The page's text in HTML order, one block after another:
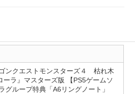
ンクエストモンスターズ４ 枯れ木
ーラ』マスターズ版 【PS5ゲームソ
ループ特典「A6リングノート」